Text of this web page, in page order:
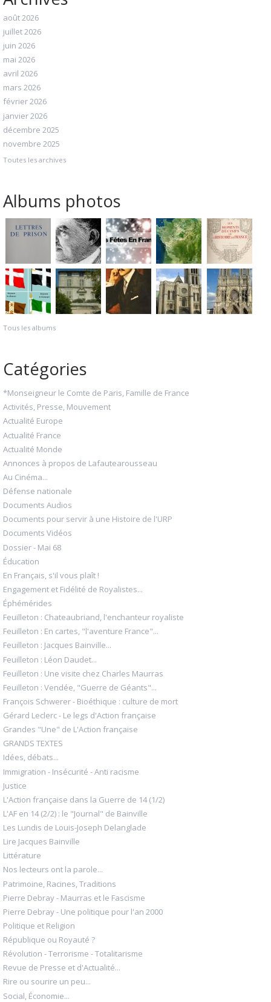
août 2026
juillet 2026
juin 2026
mai 2026
avril 2026
mars 2026
février 2026
janvier 2026
décembre 2025
novembre 2025
Toutes les archives
Albums photos
Tous les albums
Catégories
*Monseigneur le Comte de Paris, Famille de France
Activités, Presse, Mouvement
Actualité Europe
Actualité France
Actualité Monde
Annonces à propos de Lafautearousseau
Au Cinéma...
Défense nationale
Documents Audios
Documents pour servir à une Histoire de l'URP
Documents Vidéos
Dossier - Mai 68
Éducation
En Français, s'il vous plaît !
Engagement et Fidélité de Royalistes...
Éphémérides
Feuilleton : Chateaubriand, l'enchanteur royaliste
Feuilleton : En cartes, "l'aventure France"...
Feuilleton : Jacques Bainville...
Feuilleton : Léon Daudet...
Feuilleton : Une visite chez Charles Maurras
Feuilleton : Vendée, "Guerre de Géants"...
François Schwerer - Bioéthique : culture de mort
Gérard Leclerc - Le legs d'Action française
Grandes "Une" de L'Action française
GRANDS TEXTES
Idées, débats...
Immigration - Insécurité - Anti racisme
Justice
L'Action française dans la Guerre de 14 (1/2)
L'AF en 14 (2/2) : le "Journal" de Bainville
Les Lundis de Louis-Joseph Delanglade
Lire Jacques Bainville
Littérature
Nos lecteurs ont la parole...
Patrimoine, Racines, Traditions
Pierre Debray - Maurras et le Fascisme
Pierre Debray - Une politique pour l'an 2000
Politique et Religion
République ou Royauté ?
Révolution - Terrorisme - Totalitarisme
Revue de Presse et d'Actualité...
Rire ou sourire un peu...
Social, Économie...